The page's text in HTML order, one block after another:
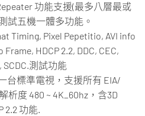
功能支援(最多八層最或
試五機一體多功能。
Timing, Pixel Pepetitio, AVI info
HDCP 2.2, DDC, CEC,
SCDC.測試功能
台標準電視，支援所有 EIA/
析度 480 ~ 4K_60hz，含3D
2.2 功能.